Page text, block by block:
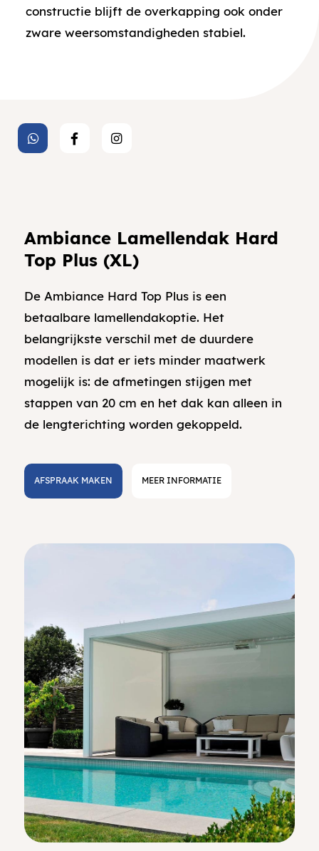
constructie blijft de overkapping ook onder
zware weersomstandigheden stabiel.
Ambiance Lamellendak Hard
Top Plus (XL)
De Ambiance Hard Top Plus is een
betaalbare lamellendakoptie. Het
belangrijkste verschil met de duurdere
modellen is dat er iets minder maatwerk
mogelijk is: de afmetingen stijgen met
stappen van 20 cm en het dak kan alleen in
de lengterichting worden gekoppeld.
AFSPRAAK MAKEN MEER INFORMATIE